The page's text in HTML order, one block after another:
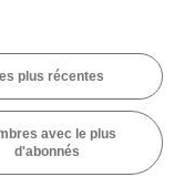
plus récentes
avec le plus
d'abonnés